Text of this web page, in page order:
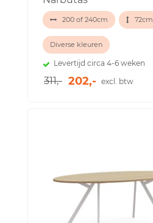
200 of 240cm 72cm
Diverse kleuren
Levertijd circa 4-6 weken
311,- 202,- excl. btw